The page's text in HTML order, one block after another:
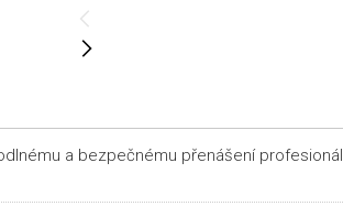
a bezpečnému přenášení